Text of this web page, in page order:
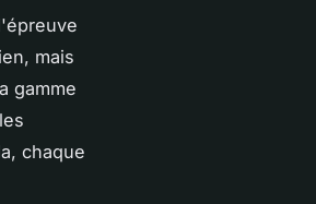
mais
gamme
chaque